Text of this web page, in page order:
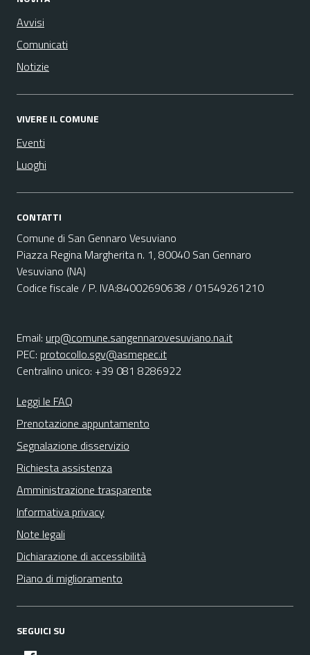
Avvisi
Comunicati
Notizie
VIVERE IL COMUNE
Eventi
Luoghi
CONTATTI
Comune di San Gennaro Vesuviano
Piazza Regina Margherita n. 1, 80040 San Gennaro
Vesuviano (NA)
Codice fiscale / P. IVA:84002690638 / 01549261210
Email: urp@comune.sangennarovesuviano.na.it
PEC: protocollo.sgv@asmepec.it
Centralino unico: +39 081 8286922
Leggi le FAQ
Prenotazione appuntamento
Segnalazione disservizio
Richiesta assistenza
Amministrazione trasparente
Informativa privacy
Note legali
Dichiarazione di accessibilità
Piano di miglioramento
SEGUICI SU